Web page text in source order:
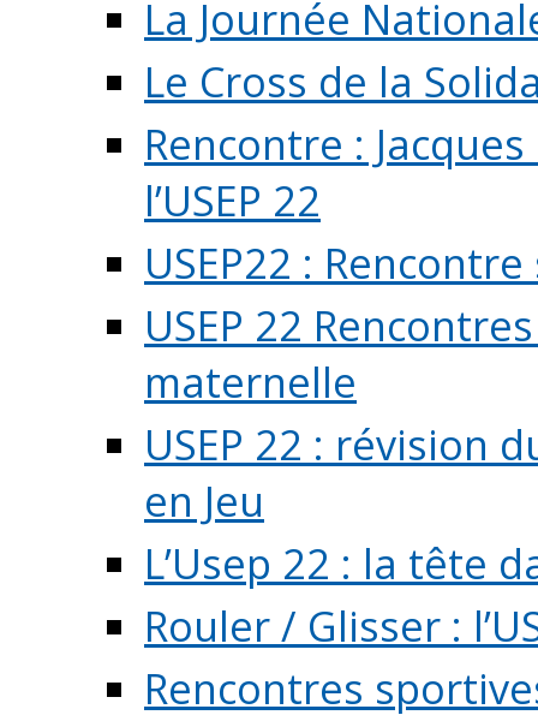
La Journée
Le Cross de la
Rencontre :
l’USEP 22
USEP22 :
USEP 22
maternelle
USEP 22 : révision
en Jeu
L’Usep 22 : la tête
Rouler / Glisser :
Rencontres